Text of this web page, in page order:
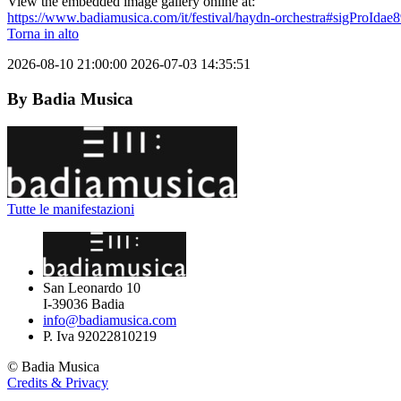
https://www.badiamusica.com/it/festival/haydn-
Torna in alto
2026-08-10 21:00:00 2026-07-03 14:35:51
By Badia Musica
Tutte le manifestazioni
San Leonardo 10
I-39036 Badia
info@badiamusica.com
P. Iva 92022810219
© Badia Musica
Credits & Privacy